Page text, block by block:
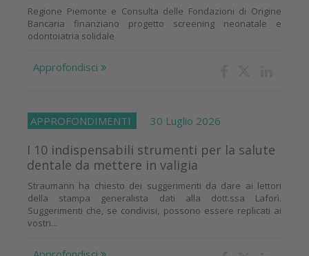
Regione Piemonte e Consulta delle Fondazioni di Origine
Bancaria finanziano progetto screening neonatale e
odontoiatria solidale
Approfondisci
APPROFONDIMENTI 30 Luglio 2026
I 10 indispensabili strumenti per la salute
dentale da mettere in valigia
Straumann ha chiesto dei suggerimenti da dare ai lettori
della stampa generalista dati alla dott.ssa Laforì.
Suggerimenti che, se condivisi, possono essere replicati ai
vostri...